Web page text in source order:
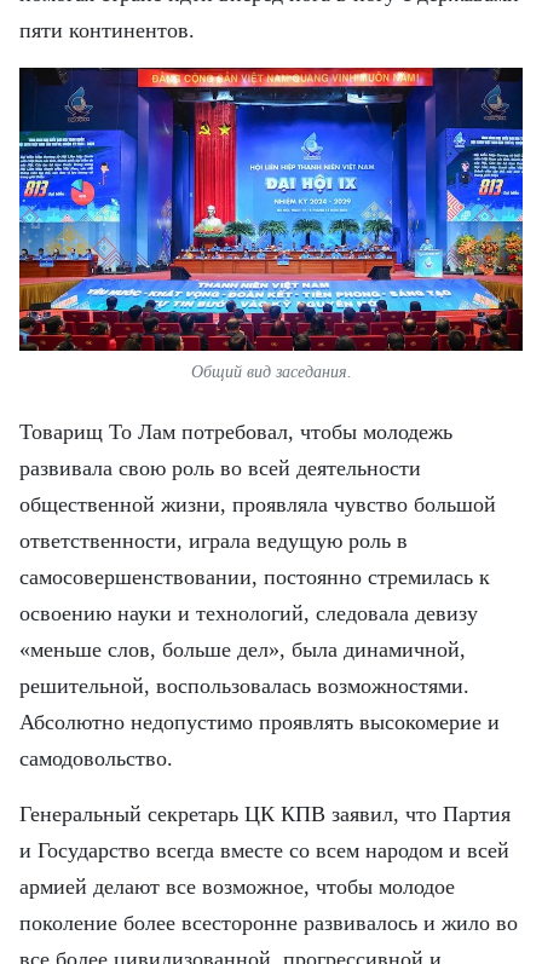
пяти континентов.
Общий вид заседания.
Товарищ То Лам потребовал, чтобы молодежь
развивала свою роль во всей деятельности
общественной жизни, проявляла чувство большой
ответственности, играла ведущую роль в
самосовершенствовании, постоянно стремилась к
освоению науки и технологий, следовала девизу
«меньше слов, больше дел», была динамичной,
решительной, воспользовалась возможностями.
Абсолютно недопустимо проявлять высокомерие и
самодовольство.
Генеральный секретарь ЦК КПВ заявил, что Партия
и Государство всегда вместе со всем народом и всей
армией делают все возможное, чтобы молодое
поколение более всесторонне развивалось и жило во
все более цивилизованной, прогрессивной и